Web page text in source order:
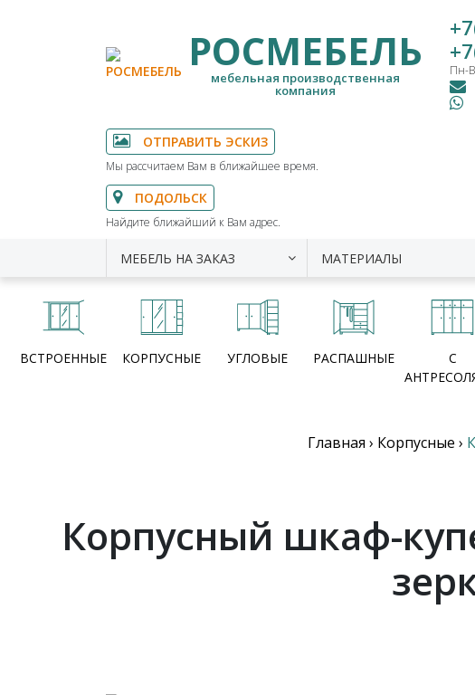
РОСМЕБЕЛЬ
мебельная производственная
компания
Пн-
ОТПРАВИТЬ ЭСКИЗ
Мы рассчитаем Вам в ближайшее время.
ПОДОЛЬСК
Найдите ближайший к Вам адрес.
МЕБЕЛЬ НА ЗАКАЗ МАТЕРИАЛЫ
ВСТРОЕННЫЕ КОРПУСНЫЕ УГЛОВЫЕ РАСПАШНЫЕ
С
Главная › Корпусные ›
Корпусный шкаф-